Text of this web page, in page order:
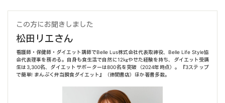
この方にお聞きしました
松田リエさん
看護師・保健師・ダイエット講師でBelle Lus株式会社代表取締役、Belle Life Style協
会代表理事を務める。自身も食生活で自然に12㎏やせた経験を持ち、ダイエット受講
生は3,300名、ダイエットサポーターは800名を突破（2024年時点）。『3ステップ
で簡単! まんぷく弁当瞬食ダイエット』（徳間書店）ほか著書多数。